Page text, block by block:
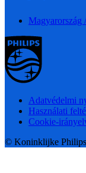
Magyarország
Adatvédelmi
Használati
Cookie-
© Koninklijke